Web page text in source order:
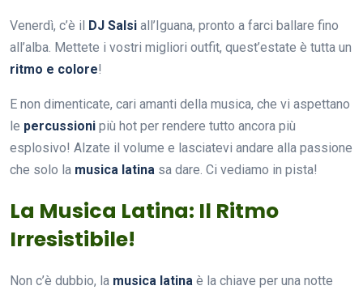
Venerdì, c’è il DJ Salsi all’Iguana, pronto a farci ballare fino
all’alba. Mettete i vostri migliori outfit, quest’estate è tutta un
ritmo e colore!
E non dimenticate, cari amanti della musica, che vi aspettano
le percussioni più hot per rendere tutto ancora più
esplosivo! Alzate il volume e lasciatevi andare alla passione
che solo la musica latina sa dare. Ci vediamo in pista!
La Musica Latina: Il Ritmo
Irresistibile!
Non c’è dubbio, la musica latina è la chiave per una notte